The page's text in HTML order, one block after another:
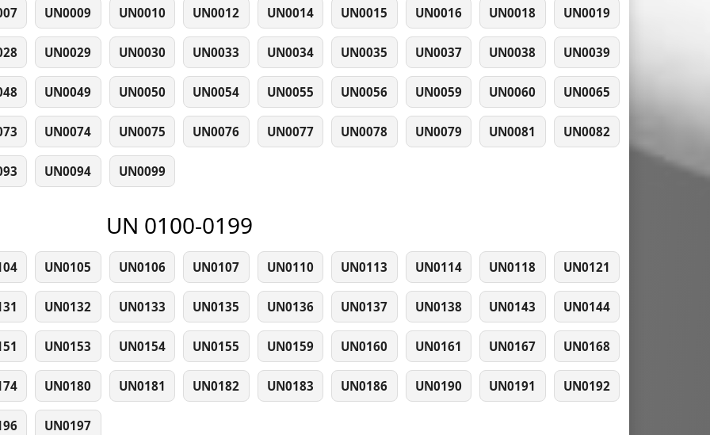
UN0009 UN0010 UN0012 UN0014 UN0015 UN0016 UN0018 UN0019
UN0029 UN0030 UN0033 UN0034 UN0035 UN0037 UN0038 UN0039
UN0049 UN0050 UN0054 UN0055 UN0056 UN0059 UN0060 UN0065
UN0074 UN0075 UN0076 UN0077 UN0078 UN0079 UN0081 UN0082
UN0094 UN0099
UN 0100-0199
UN0105 UN0106 UN0107 UN0110 UN0113 UN0114 UN0118 UN0121
UN0132 UN0133 UN0135 UN0136 UN0137 UN0138 UN0143 UN0144
UN0153 UN0154 UN0155 UN0159 UN0160 UN0161 UN0167 UN0168
UN0180 UN0181 UN0182 UN0183 UN0186 UN0190 UN0191 UN0192
UN0197